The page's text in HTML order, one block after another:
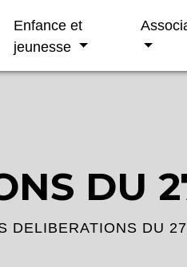
Enfance et
jeunesse
DU
DELIBERATIONS DU